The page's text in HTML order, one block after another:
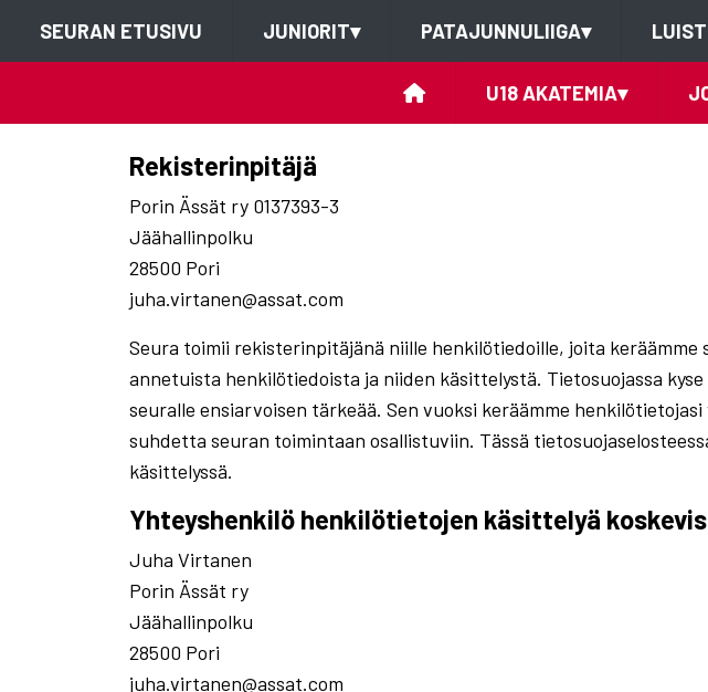
SEURAN ETUSIVU JUNIORIT▾ PATAJUNNULIIGA▾
U18 AKATEMIA▾
Rekisterinpitäjä
Porin Ässät ry 0137393-3
Jäähallinpolku
28500 Pori
juha.virtanen@assat.com
Seura toimii rekisterinpitäjänä niille henkilötiedoille, joita
annetuista henkilötiedoista ja niiden käsittelystä. Tietosuojassa
seuralle ensiarvoisen tärkeää. Sen vuoksi keräämme
suhdetta seuran toimintaan osallistuviin. Tässä
käsittelyssä.
Yhteyshenkilö henkilötietojen käsittelyä
Juha Virtanen
Porin Ässät ry
Jäähallinpolku
28500 Pori
juha.virtanen@assat.com